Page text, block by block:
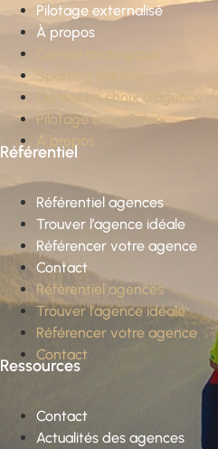
Pilotage externalisé
À propos
Conseil stratégique
Sparring partner
Conseil en choix d’agence
Pilotage externalisé
À propos
Référentiel
Référentiel agences
Trouver l’agence idéale
Référencer votre agence
Contact
Référentiel agences
Trouver l’agence idéale
Référencer votre agence
Contact
Ressources
Contact
Actualités des agences